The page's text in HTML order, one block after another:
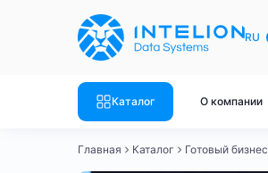
RU
Каталог О компании
ASIC майнеры
Главная Каталог Готовый бизнес